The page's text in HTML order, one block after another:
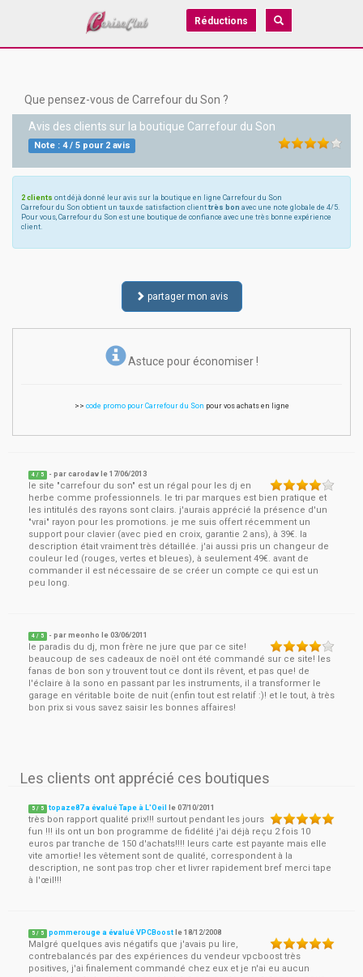
Réductions
Que pensez-vous de Carrefour du Son ?
Avis des clients sur la boutique Carrefour du Son
Note : 4/ 5pour 2avis
2 clients ont déjà donné leur avis sur la boutique en ligne Carrefour du Son
Carrefour du Son obtient un taux de satisfaction client très bon avec une note globale de 4/5.
Pour vous, Carrefour du Son est une boutique de confiance avec une très bonne expérience
client.
partager mon avis
Astuce pour économiser !
>> code promo pour Carrefour du Son pour vos achats en ligne
4 / 5 - parcarodav le17/06/2013
le site "carrefour du son" est un régal pour les dj en
herbe comme professionnels. le tri par marques est bien pratique et
les intitulés des rayons sont clairs. j'aurais apprécié la présence d'un
"vrai" rayon pour les promotions. je me suis offert récemment un
support pour clavier (avec pied en croix, garantie 2 ans), à 39€. la
description était vraiment très détaillée. j'ai aussi pris un changeur de
couleur led (rouges, vertes et bleues), à seulement 49€. avant de
commander il est nécessaire de se créer un compte ce qui est un
peu long.
4 / 5 - parmeonho le03/06/2011
le paradis du dj, mon frère ne jure que par ce site!
beaucoup de ses cadeaux de noël ont été commandé sur ce site! les
fanas de bon son y trouvent tout ce dont ils rêvent, et pas que! de
l'éclaire à la sono en passant par les instruments, il a transformer le
garage en véritable boite de nuit (enfin tout est relatif :)! et le tout, à très
bon prix si vous savez saisir les bonnes affaires!
Les clients ont apprécié ces boutiques
5 / 5 topaze87 a évalué Tape à L'Oeil le07/10/2011
très bon rapport qualité prix!!! surtout pendant les jours
fun !!! ils ont un bon programme de fidélité j'ai déjà reçu 2 fois 10
euros par tranche de 150 d'achats!!!! leurs carte est payante mais elle
vite amortie! les vêtement sont de qualité, correspondent à la
description, ne sont pas trop cher et livrer rapidement bref merci tape
à l'œil!!!
5 / 5 pommerouge a évalué VPCBoost le18/12/2008
Malgré quelques avis négatifs que j'avais pu lire,
contrebalancés par des expériences du vendeur vpcboost très
positives, j'ai finalement commandé chez eux et je n'ai eu aucun